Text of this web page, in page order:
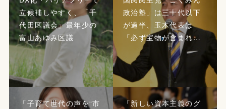
立候補しやすく、「千
代田区議会」最年少の
富山あゆみ区議
政治塾」は三十代以下
が過半、玉木代表は
「必ず宝物が含まれ…
「子育て世代の声を“市
「新しい資本主義のグ